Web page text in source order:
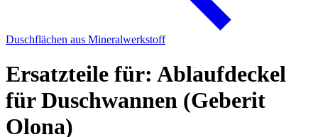
Duschflächen aus Mineralwerkstoff
Ersatzteile für: Ablaufdeckel
für Duschwannen (Geberit
Olona)